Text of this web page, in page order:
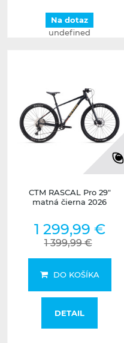
Na dotaz
undefined
CTM RASCAL Pro 29"
matná čierna 2026
1 299,99 €
1 399,99 €
DO KOŠÍKA
DETAIL